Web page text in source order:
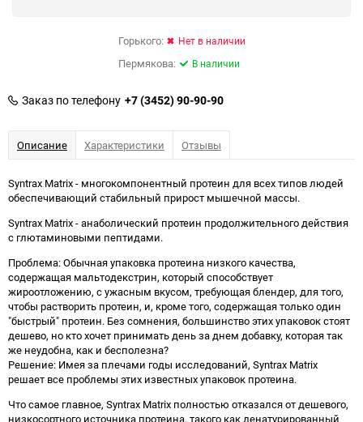
Горького: Нет в наличии
Пермякова: В наличии
Заказ по телефону +7 (3452) 90-90-90
Описание Характеристики Отзывы
Syntrax Matrix - многокомпонентный протеин для всех типов людей
обеспечивающий стабильный прирост мышечной массы.
Syntrax Matrix - анаболический протеин продолжительного действия
с глютаминовыми пептидами.
Проблема: Обычная упаковка протеина низкого качества,
содержащая мальтодекстрин, который способствует
жироотложению, с ужасным вкусом, требующая блендер, для того,
чтобы растворить протеин, и, кроме того, содержащая только один
"быстрый" протеин. Без сомнения, большинство этих упаковок стоят
дешево, но кто хочет принимать день за днем добавку, которая так
же неудобна, как и бесполезна?
Решение: Имея за плечами годы исследований, Syntrax Matrix
решает все проблемы этих известных упаковок протеина.
Что самое главное, Syntrax Matrix полностью отказался от дешевого,
низкосортного источника протеина, такого как денатурированный